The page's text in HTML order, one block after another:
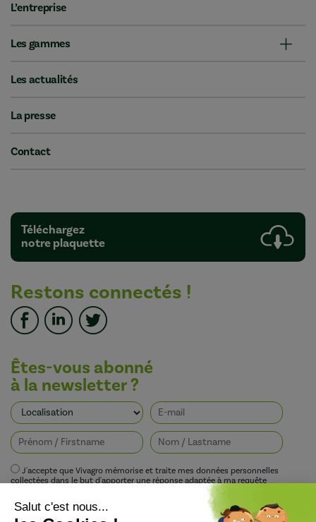
L’entreprise
Les gammes
Les actualités
La presse
Contact
Téléchargez
notre plaquette
Restons connectés !
Êtes-vous abonné
à la newsletter ?
J'accepte que Vivagro mémorise et traite mes données personnelles
collectées dans le but d'apporter une réponse adaptée à ma requête
conformément à la politique de protection de la vie privée de Vivagro.
I agree that Vivagro stores and processes my personal data collected in order
to provide an appropriate response to my request in accordance with